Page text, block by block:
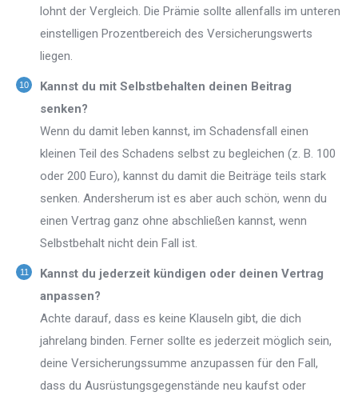
lohnt der Vergleich. Die Prämie sollte allenfalls im unteren
einstelligen Prozentbereich des Versicherungswerts
liegen.
Kannst du mit Selbstbehalten deinen Beitrag
senken?
Wenn du damit leben kannst, im Schadensfall einen
kleinen Teil des Schadens selbst zu begleichen (z. B. 100
oder 200 Euro), kannst du damit die Beiträge teils stark
senken. Andersherum ist es aber auch schön, wenn du
einen Vertrag ganz ohne abschließen kannst, wenn
Selbstbehalt nicht dein Fall ist.
Kannst du jederzeit kündigen oder deinen Vertrag
anpassen?
Achte darauf, dass es keine Klauseln gibt, die dich
jahrelang binden. Ferner sollte es jederzeit möglich sein,
deine Versicherungssumme anzupassen für den Fall,
dass du Ausrüstungsgegenstände neu kaufst oder